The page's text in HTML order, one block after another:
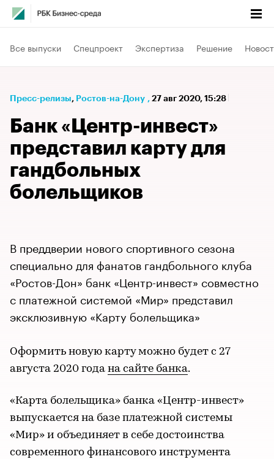
Все выпуски Спецпроект Экспертиза Решение
Пресс-релизы⁠, Ростов-на-Дону , 27 авг 2020, 15:28
Банк «Центр-инвест»
представил карту для
гандбольных
болельщиков
В преддверии нового спортивного сезона
специально для фанатов гандбольного клуба
«Ростов-Дон» банк «Центр-инвест» совместно
с платежной системой «Мир» представил
эксклюзивную «Карту болельщика»
Оформить новую карту можно будет с 27
августа 2020 года на сайте банка.
«Карта болельщика» банка «Центр-инвест»
выпускается на базе платежной системы
«Мир» и объединяет в себе достоинства
современного финансового инструмента